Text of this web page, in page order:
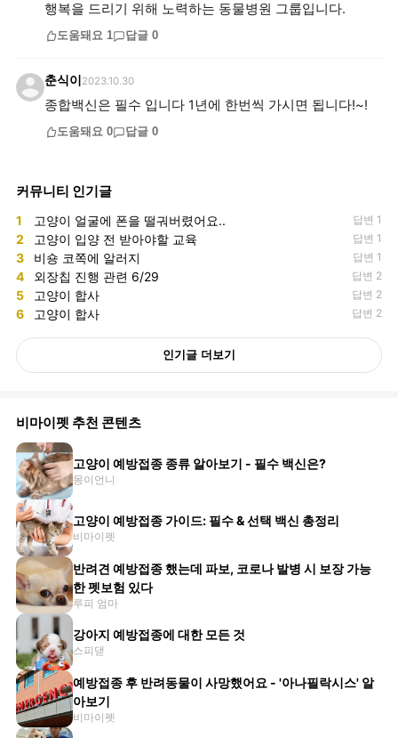
행복을 드리기 위해 노력하는 동물병원 그룹입니다.
도움돼요 1 답글 0
춘식이 2023.10.30
종합백신은 필수 입니다 1년에 한번씩 가시면 됩니다!~!
도움돼요 0 답글 0
커뮤니티 인기글
1 고양이 얼굴에 폰을 떨궈버렸어요.. 답변 1
2 고양이 입양 전 받아야할 교육 답변 1
3 비숑 코쪽에 알러지 답변 1
4 외장칩 진행 관련 6/29 답변 2
5 고양이 합사 답변 2
6 고양이 합사 답변 2
인기글 더보기
비마이펫 추천 콘텐츠
고양이 예방접종 종류 알아보기 - 필수 백신은?
몽이언니
고양이 예방접종 가이드: 필수 & 선택 백신 총정리
비마이펫
반려견 예방접종 했는데 파보, 코로나 발병 시 보장 가능
한 펫보험 있다
루피 엄마
강아지 예방접종에 대한 모든 것
스피댇
예방접종 후 반려동물이 사망했어요 - '아나필락시스' 알
아보기
비마이펫